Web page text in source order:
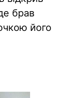
брав
його